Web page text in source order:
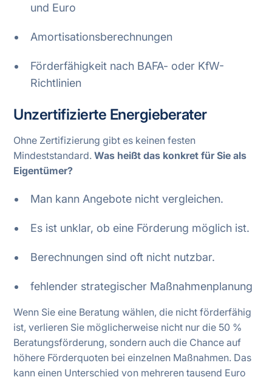
und Euro
Amortisationsberechnungen
Förderfähigkeit nach BAFA- oder KfW-
Richtlinien
Unzertifizierte Energieberater
Ohne Zertifizierung gibt es keinen festen
Mindeststandard.Was heißt das konkret für Sie als
Eigentümer?
Man kann Angebote nicht vergleichen.
Es ist unklar, ob eine Förderung möglich ist.
Berechnungen sind oft nicht nutzbar.
fehlender strategischer Maßnahmenplanung
Wenn Sie eine Beratung wählen, die nicht förderfähig
ist, verlieren Sie möglicherweise nicht nur die 50 %
Beratungsförderung, sondern auch die Chance auf
höhere Förderquoten bei einzelnen Maßnahmen. Das
kann einen Unterschied von mehreren tausend Euro